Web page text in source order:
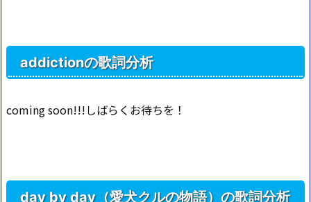
addictionの歌詞分析
coming soon!!!しばらくお待ちを！
day by day（愛犬クルの物語）の歌詞分析